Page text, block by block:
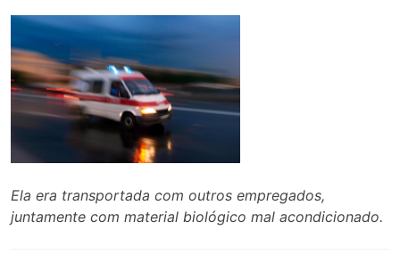
Ela era transportada com outros empregados,
juntamente com material biológico mal acondicionado.